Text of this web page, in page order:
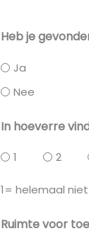
Heb je
Ja
Nee
In hoeverre
1 2
1= helemaal
Ruimte voor